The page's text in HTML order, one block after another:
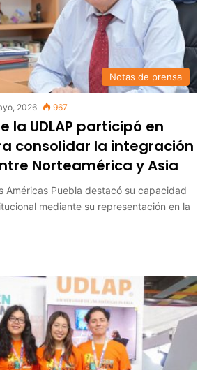
Notas de prensa
2026 967
la UDLAP participó en
consolidar la integración
Norteamérica y Asia
Américas Puebla destacó su capacidad
mediante su representación en la